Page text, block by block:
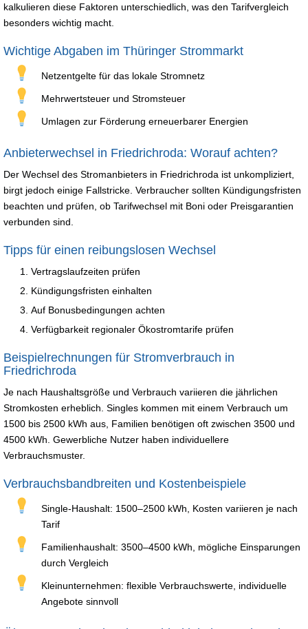
kalkulieren diese Faktoren unterschiedlich, was den Tarifvergleich
besonders wichtig macht.
Wichtige Abgaben im Thüringer Strommarkt
Netzentgelte für das lokale Stromnetz
Mehrwertsteuer und Stromsteuer
Umlagen zur Förderung erneuerbarer Energien
Anbieterwechsel in Friedrichroda: Worauf achten?
Der Wechsel des Stromanbieters in Friedrichroda ist unkompliziert,
birgt jedoch einige Fallstricke. Verbraucher sollten Kündigungsfristen
beachten und prüfen, ob Tarifwechsel mit Boni oder Preisgarantien
verbunden sind.
Tipps für einen reibungslosen Wechsel
Vertragslaufzeiten prüfen
Kündigungsfristen einhalten
Auf Bonusbedingungen achten
Verfügbarkeit regionaler Ökostromtarife prüfen
Beispielrechnungen für Stromverbrauch in
Friedrichroda
Je nach Haushaltsgröße und Verbrauch variieren die jährlichen
Stromkosten erheblich. Singles kommen mit einem Verbrauch um
1500 bis 2500 kWh aus, Familien benötigen oft zwischen 3500 und
4500 kWh. Gewerbliche Nutzer haben individuellere
Verbrauchsmuster.
Verbrauchsbandbreiten und Kostenbeispiele
Single-Haushalt: 1500–2500 kWh, Kosten variieren je nach
Tarif
Familienhaushalt: 3500–4500 kWh, mögliche Einsparungen
durch Vergleich
Kleinunternehmen: flexible Verbrauchswerte, individuelle
Angebote sinnvoll